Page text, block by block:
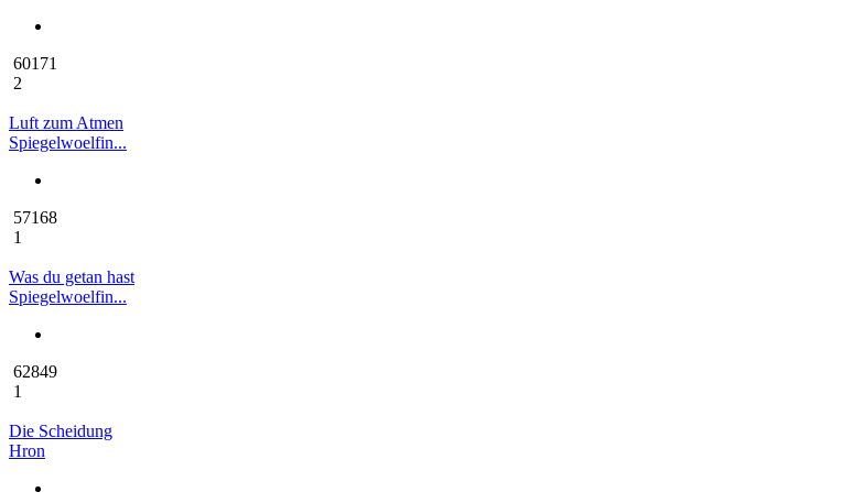
60171
2
Luft zum Atmen
Spiegelwoelfin...
57168
1
Was du getan hast
Spiegelwoelfin...
62849
1
Die Scheidung
Hron